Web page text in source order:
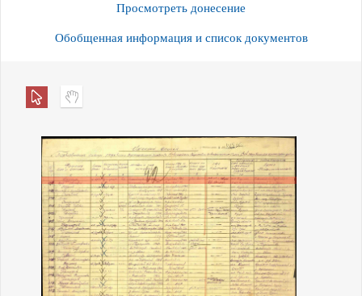
Просмотреть донесение
Обобщенная информация и список документов